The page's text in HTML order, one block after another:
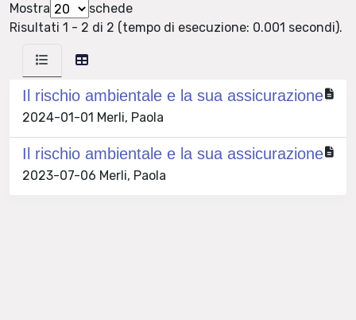
Mostra
schede
Risultati 1 - 2 di 2 (tempo di esecuzione: 0.001 secondi).
Il rischio ambientale e la sua assicurazione
2024-01-01 Merli, Paola
Il rischio ambientale e la sua assicurazione
2023-07-06 Merli, Paola